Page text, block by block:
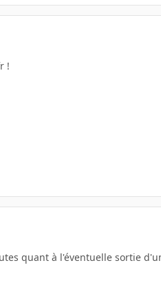
!
quant à l'éventuelle sortie